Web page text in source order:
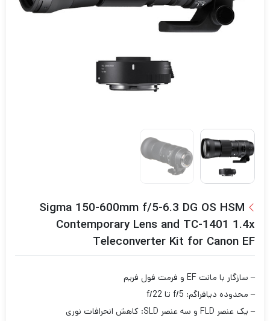
Sigma 150-600mm f/5-6.3 DG OS HSM
Contemporary Lens and TC-1401 1.4x
Teleconverter Kit for Canon EF
– سازگار با مانت EF و فرمت فول فریم
– محدوده دیافراگم: f/5 تا f/22
– یک عنصر FLD و سه عنصر SLD: کاهش انحرافات نوری